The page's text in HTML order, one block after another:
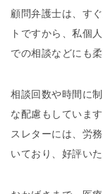
顧問弁護士は、す
トですから、私個
での相談などにも
相談回数や時間に
な配慮もしていま
スレターには、労
いており、好評い